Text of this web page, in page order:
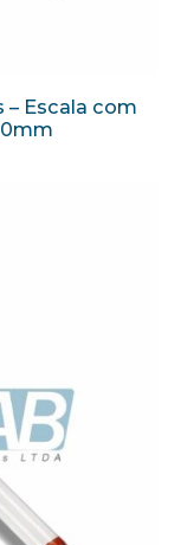
– Escala com